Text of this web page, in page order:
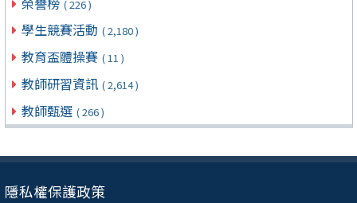
( 226 )
學生競賽活動 ( 2,180 )
教育盃體操賽 ( 11 )
教師研習資訊 ( 2,614 )
教師甄選 ( 266 )
隱私權保護政策